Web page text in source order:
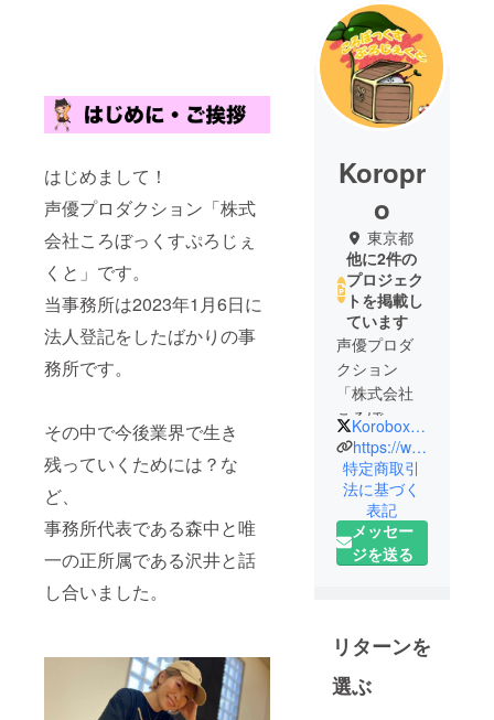
はじめまして！
声優プロダクション「株式
会社ころぼっくすぷろじぇ
くと」です。
当事務所は2023年1月6日に
法人登記をしたばかりの事
務所です。
その中で今後業界で生き
残っていくためには？な
ど、
事務所代表である森中と唯
一の正所属である沢井と話
し合いました。
Koropr
o
東京都
他に2件の
プロジェク
トを掲載し
ています
声優プロダ
クション
「株式会社
ころぼっく
すぷろじぇ
くと」で
す。
オリジナル
の作品（ド
ラマCDな
ておりま
す。
現在新事業
Korobox_project
https://www.korobox-pro.com/
特定商取引
法に基づく
表記
メッセー
ジを送る
リターンを
選ぶ